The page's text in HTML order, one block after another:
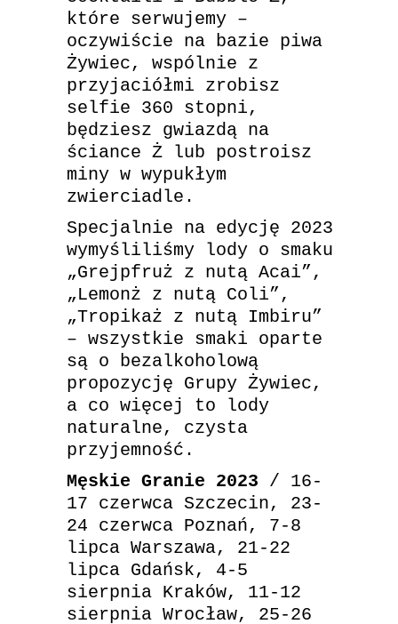
które serwujemy –
oczywiście na bazie piwa
Żywiec, wspólnie z
przyjaciółmi zrobisz
selfie 360 stopni,
będziesz gwiazdą na
ściance Ż lub postroisz
miny w wypukłym
zwierciadle.
Specjalnie na edycję 2023
wymyśliliśmy lody o smaku
„Grejpfruż z nutą Acai”,
„Lemonż z nutą Coli”,
„Tropikaż z nutą Imbiru”
– wszystkie smaki oparte
są o bezalkoholową
propozycję Grupy Żywiec,
a co więcej to lody
naturalne, czysta
przyjemność.
Męskie Granie 2023 / 16-
17 czerwca Szczecin, 23-
24 czerwca Poznań, 7-8
lipca Warszawa, 21-22
lipca Gdańsk, 4-5
sierpnia Kraków, 11-12
sierpnia Wrocław, 25-26